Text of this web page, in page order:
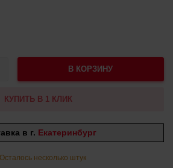
В КОРЗИНУ
КУПИТЬ В 1 КЛИК
в г. Екатеринбург
Осталось несколько штук